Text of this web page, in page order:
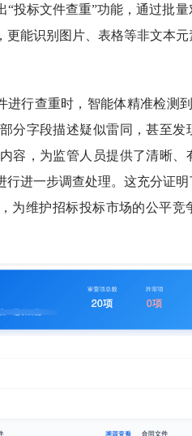
投标文件查重”功能，通过批
能识别图片、表格等非文本
进行查重时，智能体精准检测
分字段描述疑似雷同，甚至发
容，为监管人员提供了清晰、
进一步调查处理。这充分证
为维护招标投标市场的公平竞